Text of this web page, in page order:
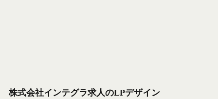
株式会社インテグラ求人のLPデザイン